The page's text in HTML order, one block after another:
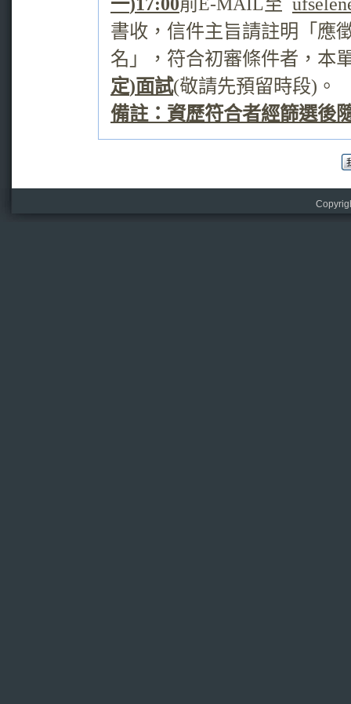
書收，信件主旨請註明「應
名」，符合初審條件者，本
定)面試(敬請先預留時段) 。
備註：資歷符合者經篩選後